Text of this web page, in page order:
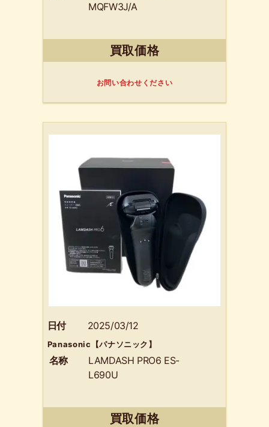
MQFW3J/A
買取価格
お問い合わせください
日付 2025/03/12
Panasonic【パナソニック】
名称
LAMDASH PRO6 ES-
L690U
買取価格